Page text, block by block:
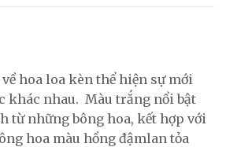
hoa loa kèn thể hiện sự mới
khác nhau. Màu trắng nổi bật
từ những bông hoa, kết hợp với
hoa màu hồng đậmlan tỏa